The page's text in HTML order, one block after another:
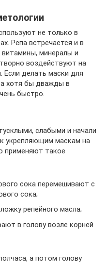
не только в
Репа встречается и в
минералы и
воздействуют на
делать маски для
хотя бы дважды в
быстро.
слабыми и начали
укрепляющим маскам на
применяют такое
сока перемешивают с
сока;
репейного масла;
в голову возле корней
а потом голову